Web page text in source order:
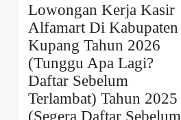
Lowongan Kerja Kasir
Alfamart Di Kabupaten
Kupang Tahun 2026
(Tunggu Apa Lagi?
Daftar Sebelum
Terlambat) Tahun 2025
(Segera Daftar Sebelum